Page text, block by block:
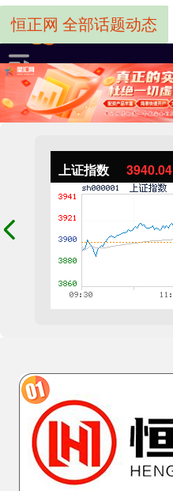
上证指数 3940.04
恒正网 全部话题动态